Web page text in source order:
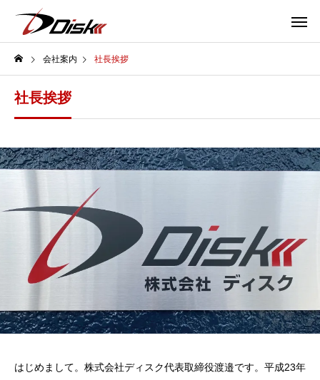
会社案内 社長挨拶
社長挨拶
はじめまして。株式会社ディスク代表取締役渡邉です。平成23年